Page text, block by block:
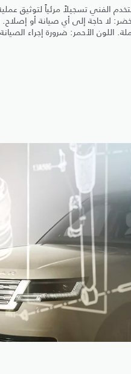
الفني تسجيلاً مرئياً لتوثيق
لا حاجة إلى أي صيانة أو إصلاح.
اللون الأحمر: ضرورة إجراء